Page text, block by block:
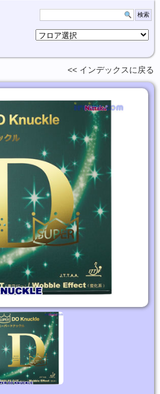
インデックスに 戻る